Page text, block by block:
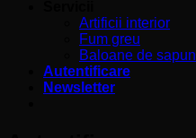
Artificii interior
Fum greu
Baloane de sapun
Autentificare
Newsletter